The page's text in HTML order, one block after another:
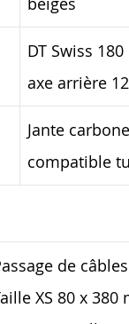
DT Swiss
axe arrière
Jante
compatible
de
XS 80 x